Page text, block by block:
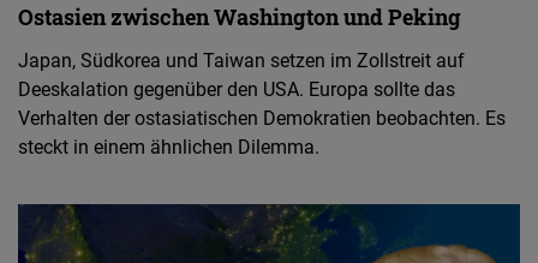
Ostasien zwischen Washington und Peking
Japan, Südkorea und Taiwan setzen im Zollstreit auf
Deeskalation gegenüber den USA. Europa sollte das
Verhalten der ostasiatischen Demokratien beobachten. Es
steckt in einem ähnlichen Dilemma.